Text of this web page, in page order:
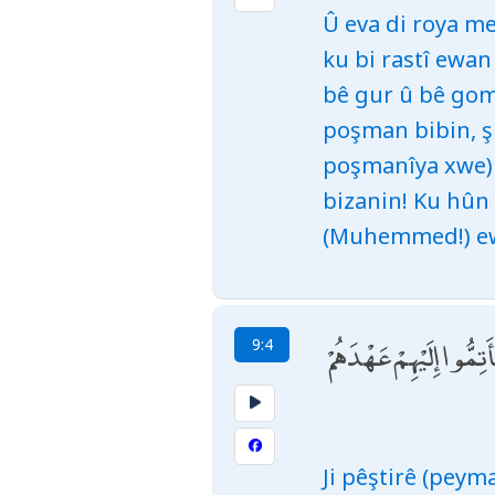
Û eva di roya
ku bi rastî
bê gur û bê
poşman bibin,
poşmanîya
bizanin! Ku
(Muhemmed!)
9:4 إِلَيْهِمْ عَهْدَهُمْ
Ji pêştirê